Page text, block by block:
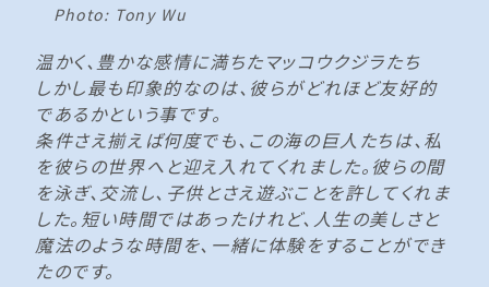
Photo: Tony Wu
温かく、豊かな感情に満ちたマッコウクジラたち
しかし最も印象的なのは、彼らがどれほど友好的
であるかという事です。
条件さえ揃えば何度でも、この海の巨人たちは、私
を彼らの世界へと迎え入れてくれました。彼らの間
を泳ぎ、交流し、子供とさえ遊ぶことを許してくれま
した。短い時間ではあったけれど、人生の美しさと
魔法のような時間を、一緒に体験をすることができ
たのです。